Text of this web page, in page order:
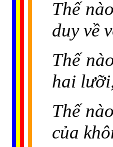
Thế
duy về
Thế
hai
Thế
của